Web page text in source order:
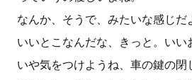
なんか、そうで、みたいな感じだ
いいとこなんだな、きっと。いい
いや気をつけようね、車の鍵の閉